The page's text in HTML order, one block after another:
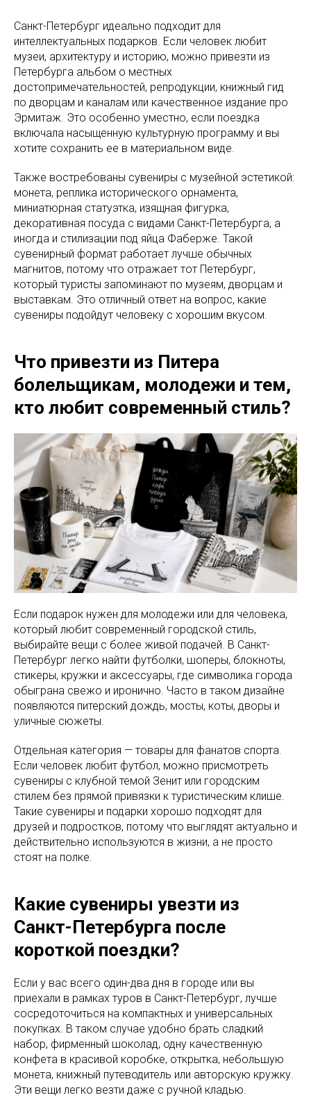
Санкт-Петербург идеально подходит для
интеллектуальных подарков. Если человек любит
музеи, архитектуру и историю, можно привезти из
Петербурга альбом о местных
достопримечательностей, репродукции, книжный гид
по дворцам и каналам или качественное издание про
Эрмитаж. Это особенно уместно, если поездка
включала насыщенную культурную программу и вы
хотите сохранить ее в материальном виде.
Также востребованы сувениры с музейной эстетикой:
монета, реплика исторического орнамента,
миниатюрная статуэтка, изящная фигурка,
декоративная посуда с видами Санкт-Петербурга, а
иногда и стилизации под яйца Фаберже. Такой
сувенирный формат работает лучше обычных
магнитов, потому что отражает тот Петербург,
который туристы запоминают по музеям, дворцам и
выставкам. Это отличный ответ на вопрос, какие
сувениры подойдут человеку с хорошим вкусом.
Что привезти из Питера
болельщикам, молодежи и тем,
кто любит современный стиль?
Если подарок нужен для молодежи или для человека,
который любит современный городской стиль,
выбирайте вещи с более живой подачей. В Санкт-
Петербург легко найти футболки, шоперы, блокноты,
стикеры, кружки и аксессуары, где символика города
обыграна свежо и иронично. Часто в таком дизайне
появляются питерский дождь, мосты, коты, дворы и
уличные сюжеты.
Отдельная категория — товары для фанатов спорта.
Если человек любит футбол, можно присмотреть
сувениры с клубной темой Зенит или городским
стилем без прямой привязки к туристическим клише.
Такие сувениры и подарки хорошо подходят для
друзей и подростков, потому что выглядят актуально и
действительно используются в жизни, а не просто
стоят на полке.
Какие сувениры увезти из
Санкт-Петербурга после
короткой поездки?
Если у вас всего один-два дня в городе или вы
приехали в рамках туров в Санкт-Петербург, лучше
сосредоточиться на компактных и универсальных
покупках. В таком случае удобно брать сладкий
набор, фирменный шоколад, одну качественную
конфета в красивой коробке, открытка, небольшую
монета, книжный путеводитель или авторскую кружку.
Эти вещи легко везти даже с ручной кладью.